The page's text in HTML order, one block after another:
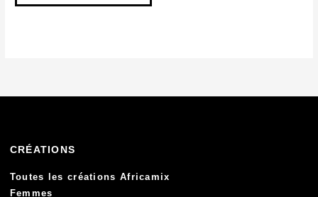
CRÉATIONS
Toutes les créations Africamix
Femmes